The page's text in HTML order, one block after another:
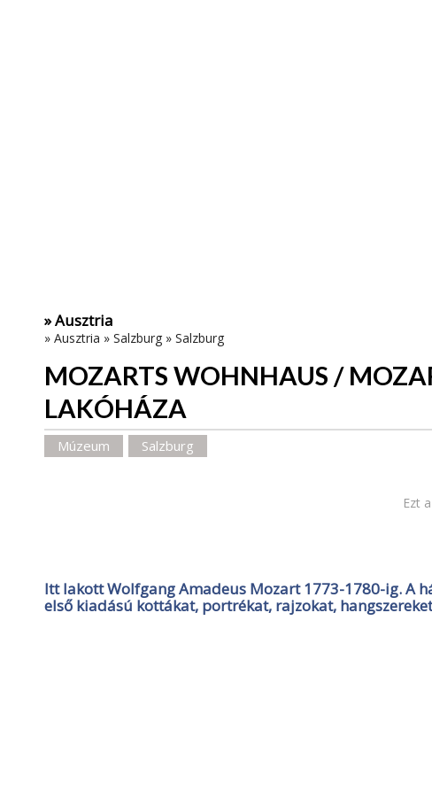
» Ausztria
» Ausztria » Salzburg » Salzburg
MOZARTS WOHNHAUS /
LAKÓHÁZA
Múzeum Salzburg
Ezt
Itt lakott Wolfgang Amadeus Mozart 1773-1780-ig. A
első kiadású kottákat, portrékat, rajzokat,